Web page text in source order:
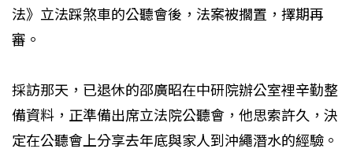
法》立法踩煞車的公聽會後，法案被擱置，擇期再
審。
採訪那天，已退休的邵廣昭在中研院辦公室裡辛勤整
備資料，正準備出席立法院公聽會，他思索許久，決
定在公聽會上分享去年底與家人到沖繩潛水的經驗。